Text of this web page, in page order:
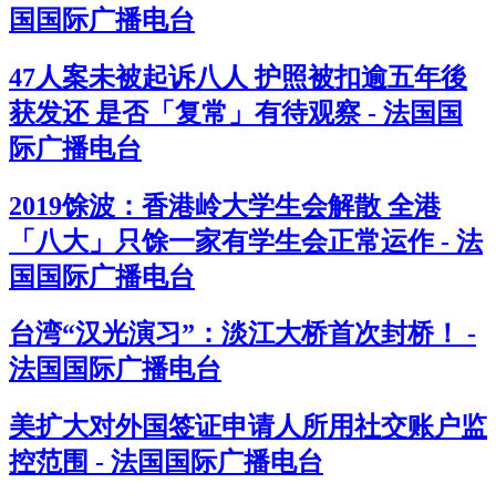
国国际广播电台
47人案未被起诉八人 护照被扣逾五年後
获发还 是否「复常」有待观察 - 法国国
际广播电台
2019馀波：香港岭大学生会解散 全港
「八大」只馀一家有学生会正常运作 - 法
国国际广播电台
台湾“汉光演习”：淡江大桥首次封桥！ -
法国国际广播电台
美扩大对外国签证申请人所用社交账户监
控范围 - 法国国际广播电台